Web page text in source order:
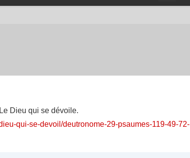
Dieu qui se dévoile.
qui-se-devoil/deutronome-29-psaumes-119-49-72-